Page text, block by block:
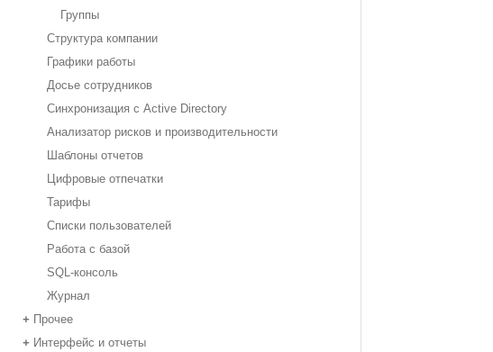
Группы
Структура компании
Графики работы
Досье сотрудников
Синхронизация с Active Directory
Анализатор рисков и производительности
Шаблоны отчетов
Цифровые отпечатки
Тарифы
Списки пользователей
Работа с базой
SQL-консоль
Журнал
+ Прочее
+ Интерфейс и отчеты